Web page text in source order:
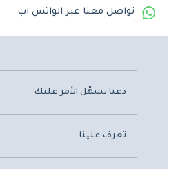
تواصل معنا عبر الواتس اب
دعنا نسهّل الأمر عليك
تعرف علينا